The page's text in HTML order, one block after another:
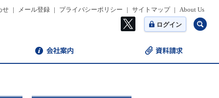
せ | メール登録 | プライバシーポリシー | サイトマップ | About Us
ログイン